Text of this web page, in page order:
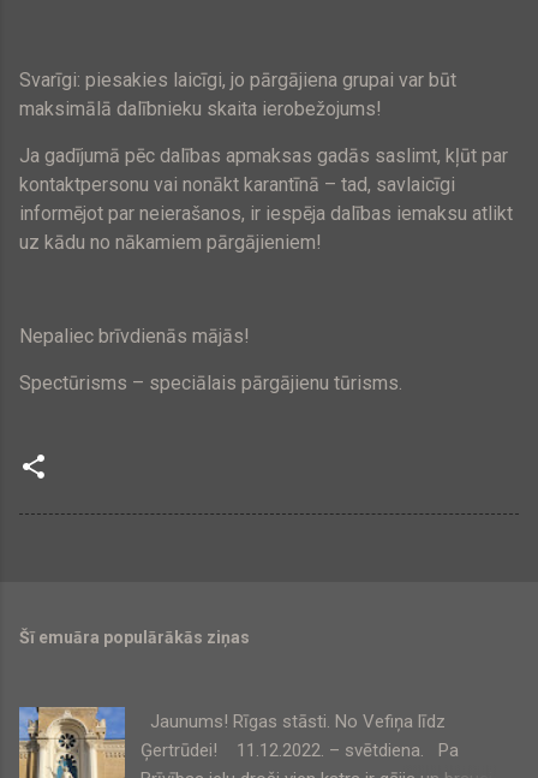
Svarīgi: piesakies laicīgi, jo pārgājiena grupai var būt
maksimālā dalībnieku skaita ierobežojums!
Ja gadījumā pēc dalības apmaksas gadās saslimt, kļūt par
kontaktpersonu vai nonākt karantīnā – tad, savlaicīgi
informējot par neierašanos, ir iespēja dalības iemaksu atlikt
uz kādu no nākamiem pārgājieniem!
Nepaliec brīvdienās mājās!
Spectūrisms – speciālais pārgājienu tūrisms.
Šī emuāra populārākās ziņas
Jaunums! Rīgas stāsti. No Vefiņa līdz
Ģertrūdei! 11.12.2022. – svētdiena. Pa